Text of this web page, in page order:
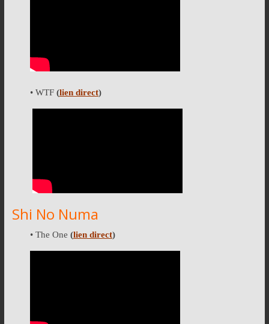
• WTF(lien direct)
Shi No Numa
• The One (lien direct)